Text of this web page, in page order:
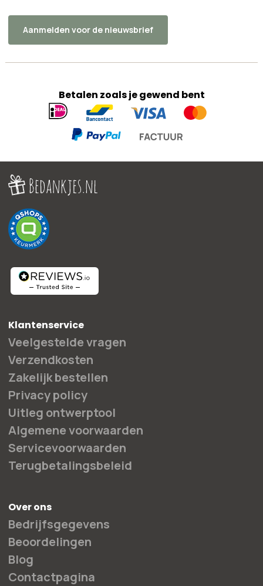
Betalen zoals je gewend bent
Geaccepteerde
betaalmethoden
Aanmelden voor de nieuwsbrief
Klantenservice
Veelgestelde vragen
Verzendkosten
Zakelijk bestellen
Privacy policy
Uitleg ontwerptool
Algemene voorwaarden
Servicevoorwaarden
Terugbetalingsbeleid
Over ons
Bedrijfsgegevens
Beoordelingen
Blog
Contactpagina